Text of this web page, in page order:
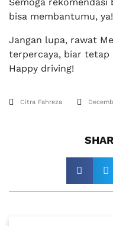
bisa membantumu, ya!
Jangan lupa, rawat
terpercaya, biar tetap
Happy driving!
Citra Fahreza